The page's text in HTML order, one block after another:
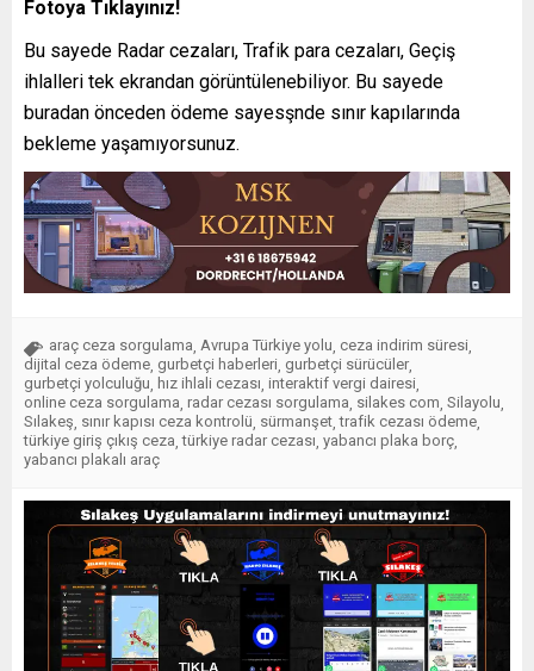
Fotoya Tıklayınız!
Bu sayede Radar cezaları, Trafik para cezaları, Geçiş
ihlalleri tek ekrandan görüntülenebiliyor. Bu sayede
buradan önceden ödeme sayesşnde sınır kapılarında
bekleme yaşamıyorsunuz.
araç ceza sorgulama Avrupa Türkiye yolu ceza indirim süresi
dijital ceza ödeme gurbetçi haberleri gurbetçi sürücüler
gurbetçi yolculuğu hız ihlali cezası interaktif vergi dairesi
online ceza sorgulama radar cezası sorgulama silakes com Silayolu
Sılakeş sınır kapısı ceza kontrolü sürmanşet ,trafik cezası ödeme
türkiye giriş çıkış ceza ,türkiye radar cezası yabancı plaka borç
yabancı plakalı araç